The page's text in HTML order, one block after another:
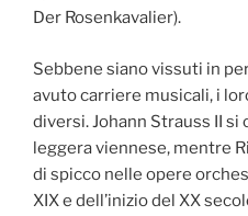
Der Rosenkavalier).
Sebbene siano vissuti in
avuto carriere musicali, i
diversi. Johann Strauss II
leggera viennese, mentre
di spicco nelle opere
XIX e dell’inizio del XX